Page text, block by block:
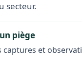
secteur.
piège
captures et